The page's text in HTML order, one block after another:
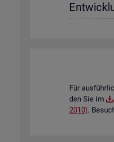
Für
den Sie im
2010).